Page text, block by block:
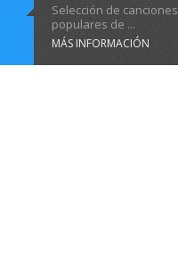
Selección de canciones
populares de ...
MÁS INFORMACIÓN